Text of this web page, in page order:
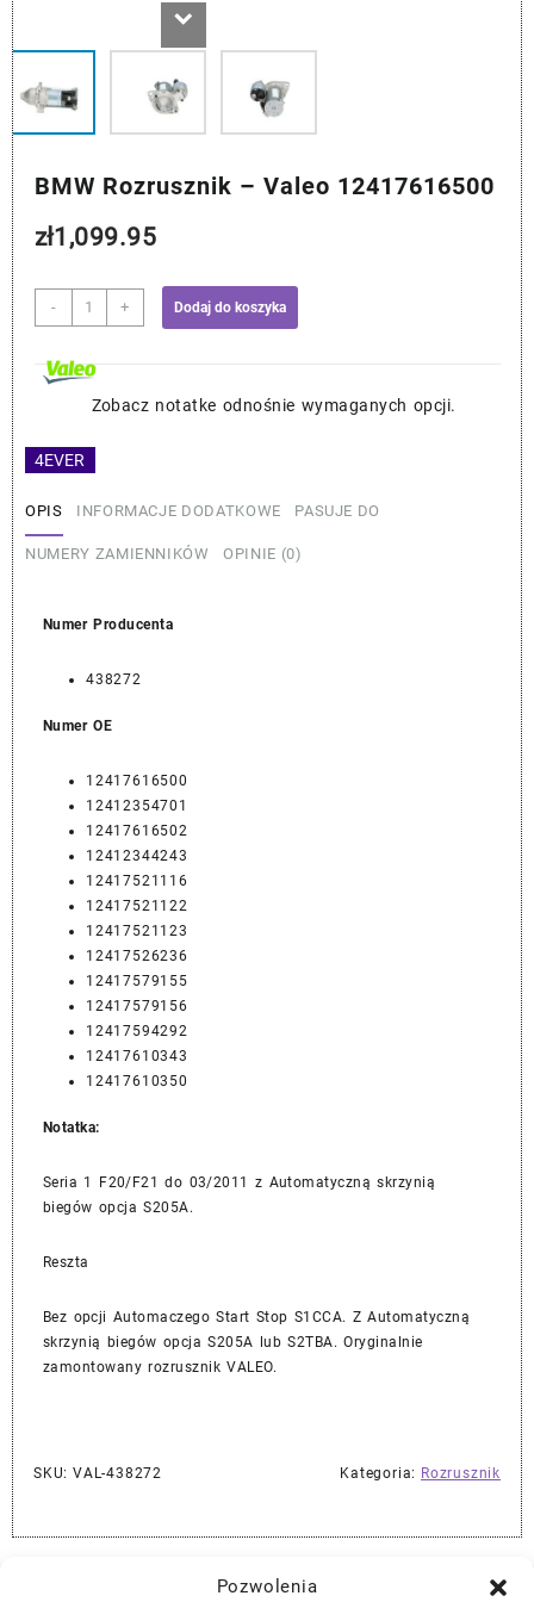
Pozwolenia
4EVER
BMW Rozrusznik – Valeo 12417616500
zł1,099.95
-
ilość
BMW
-
Valeo
+ Dodaj do koszyka
Zobacz notatke odnośnie wymaganych opcji.
OPIS INFORMACJE DODATKOWE PASUJE DO
NUMERY ZAMIENNIKÓW OPINIE (0)
Numer Producenta
438272
Numer OE
12417616500
12412354701
12417616502
12412344243
12417521116
12417521122
12417521123
12417526236
12417579155
12417579156
12417594292
12417610343
12417610350
Notatka:
Seria 1 F20/F21 do 03/2011 z Automatyczną skrzynią
biegów opcja S205A.
Reszta
Bez opcji Automaczego Start Stop S1CCA. Z Automatyczną
skrzynią biegów opcja S205A lub S2TBA. Oryginalnie
zamontowany rozrusznik VALEO.
SKU: VAL-438272 Kategoria: Rozrusznik
Najlepszej Jakości Części Samochodowe z Gwarancją Dożywotnią!*